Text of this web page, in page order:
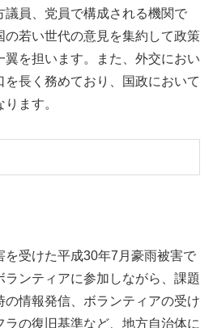
議員、党員で構成される機関で
の若い世代の意見を集約して政策
翼を担います。また、外交におい
長く務めており、国政において
ます。
を受けた平成30年7月豪雨被害で
ンティアに参加しながら、課題
の情報発信、ボランティアの受け
ラの復旧基準など、地方自治体に